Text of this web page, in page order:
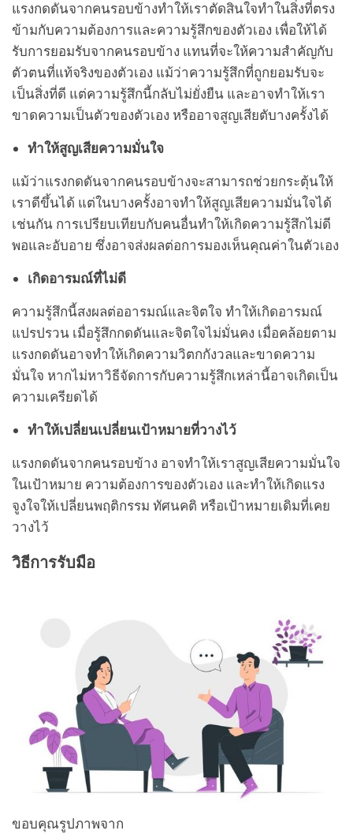
แรงกดดันจากคนรอบข้างทำให้เราตัดสินใจทำในสิ่งที่ตรง
ข้ามกับความต้องการและความรู้สึกของตัวเอง เพื่อให้ได้
รับการยอมรับจากคนรอบข้าง แทนที่จะให้ความสำคัญกับ
ตัวตนที่แท้จริงของตัวเอง แม้ว่าความรู้สึกที่ถูกยอมรับจะ
เป็นสิ่งที่ดี แต่ความรู้สึกนี้กลับไม่ยั่งยืน และอาจทำให้เรา
ขาดความเป็นตัวของตัวเอง หรืออาจสูญเสียตับางครั้งได้
ทำให้สูญเสียความมั่นใจ
แม้ว่าแรงกดดันจากคนรอบข้างจะสามารถช่วยกระตุ้นให้
เราดีขึ้นได้ แต่ในบางครั้งอาจทำให้สูญเสียความมั่นใจได้
เช่นกัน การเปรียบเทียบกับคนอื่นทำให้เกิดความรู้สึกไม่ดี
พอและอับอาย ซึ่งอาจส่งผลต่อการมองเห็นคุณค่าในตัวเอง
เกิดอารมณ์ที่ไม่ดี
ความรู้สึกนี้สงผลต่ออารมณ์และจิตใจ ทำให้เกิดอารมณ์
แปรปรวน เมื่อรู้สึกกดดันและจิตใจไม่มั่นคง เมื่อคล้อยตาม
แรงกดดันอาจทำให้เกิดความวิตกกังวลและขาดความ
มั่นใจ หากไม่หาวิธีจัดการกับความรู้สึกเหล่านี้อาจเกิดเป็น
ความเครียดได้
ทำให้เปลี่ยนเปลี่ยนเป้าหมายที่วางไว้
แรงกดดันจากคนรอบข้าง อาจทำให้เราสูญเสียความมั่นใจ
ในเป้าหมาย ความต้องการของตัวเอง และทำให้เกิดแรง
จูงใจให้เปลี่ยนพฤติกรรม ทัศนคติ หรือเป้าหมายเดิมที่เคย
วางไว้
วิธีการรับมือ
ขอบคุณรูปภาพจาก